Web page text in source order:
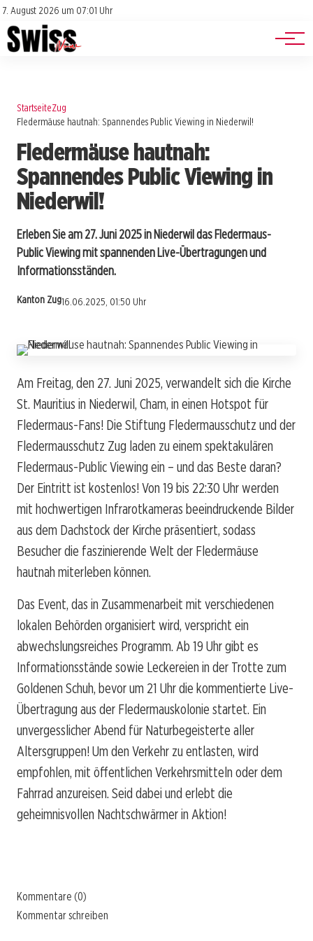
7. August 2026 um 07:01 Uhr
Impressum
Datenschutz
Jobs
Events
StartseiteZug
Fledermäuse hautnah: Spannendes Public Viewing in Niederwil!
Fledermäuse hautnah:
Spannendes Public Viewing in
Niederwil!
Erleben Sie am 27. Juni 2025 in Niederwil das Fledermaus-
Public Viewing mit spannenden Live-Übertragungen und
Informationsständen.
Kanton Zug16.06.2025, 01:50 Uhr
Am Freitag, den 27. Juni 2025, verwandelt sich die Kirche
St. Mauritius in Niederwil, Cham, in einen Hotspot für
Fledermaus-Fans! Die Stiftung Fledermausschutz und der
Fledermausschutz Zug laden zu einem spektakulären
Fledermaus-Public Viewing ein – und das Beste daran?
Der Eintritt ist kostenlos! Von 19 bis 22:30 Uhr werden
mit hochwertigen Infrarotkameras beeindruckende Bilder
aus dem Dachstock der Kirche präsentiert, sodass
Besucher die faszinierende Welt der Fledermäuse
hautnah miterleben können.
Das Event, das in Zusammenarbeit mit verschiedenen
lokalen Behörden organisiert wird, verspricht ein
abwechslungsreiches Programm. Ab 19 Uhr gibt es
Informationsstände sowie Leckereien in der Trotte zum
Goldenen Schuh, bevor um 21 Uhr die kommentierte Live-
Übertragung aus der Fledermauskolonie startet. Ein
unvergesslicher Abend für Naturbegeisterte aller
Altersgruppen! Um den Verkehr zu entlasten, wird
empfohlen, mit öffentlichen Verkehrsmitteln oder dem
Fahrrad anzureisen. Seid dabei und erlebt die
geheimnisvollen Nachtschwärmer in Aktion!
Kommentare (0)
Kommentar schreiben